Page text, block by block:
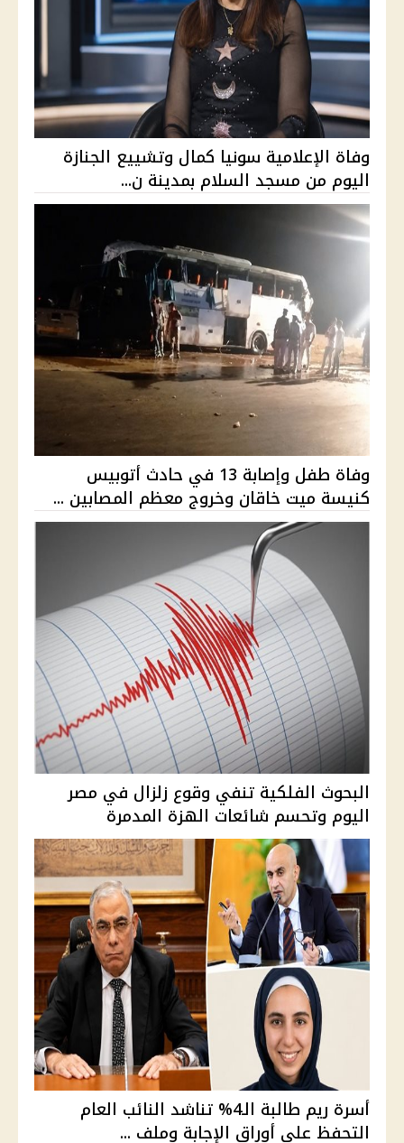
وفاة الإعلامية سونيا كمال وتشييع الجنازة
اليوم من مسجد السلام بمدينة ن...
وفاة طفل وإصابة 13 في حادث أتوبيس
كنيسة ميت خاقان وخروج معظم المصابين ...
البحوث الفلكية تنفي وقوع زلزال في مصر
اليوم وتحسم شائعات الهزة المدمرة
أسرة ريم طالبة الـ4% تناشد النائب العام
التحفظ على أوراق الإجابة وملف ...